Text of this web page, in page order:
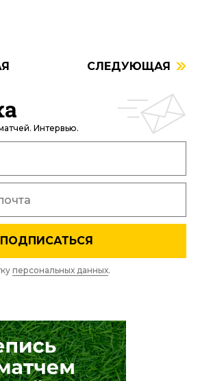
СЛЕДУЮЩАЯ
Интервью.
ПОДПИСАТЬСЯ
персональных данных.